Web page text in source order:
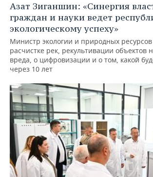
Азат Зиганшин: «Синергия
граждан и науки ведет
экологическому успеху»
Министр экологии и природных
расчистке рек, рекультивации объектов
вреда, о цифровизации и о том, какой
через 10 лет